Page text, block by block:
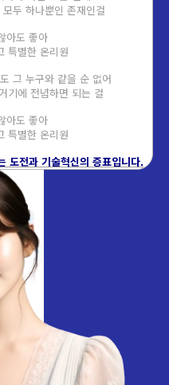
두 하나뿐인 존재인걸
아도 좋아
특별한 온리원
그 누구와 같을 순 없어
기에 전념하면 되는 걸
아도 좋아
특별한 온리원
도전과 기술혁신의 증표입니다.